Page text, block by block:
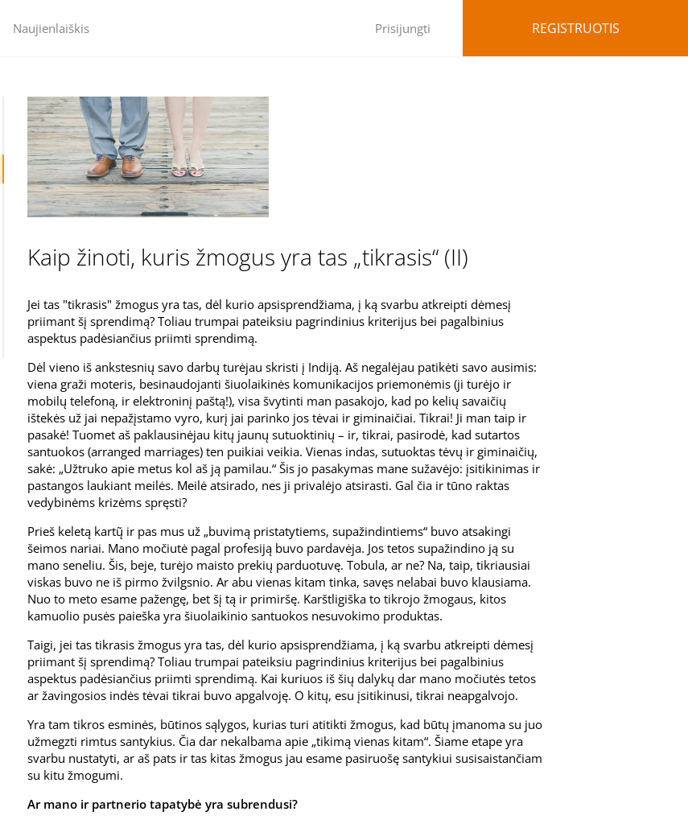
Naujienlaiškis Prisijungti REGISTRUOTIS
Kaip žinoti, kuris žmogus yra tas „tikrasis“ (II)
Jei tas "tikrasis" žmogus yra tas, dėl kurio apsisprendžiama, į ką svarbu atkreipti dėmesį
priimant šį sprendimą? Toliau trumpai pateiksiu pagrindinius kriterijus bei pagalbinius
aspektus padėsiančius priimti sprendimą.
Dėl vieno iš ankstesnių savo darbų turėjau skristi į Indiją. Aš negalėjau patikėti savo ausimis:
viena graži moteris, besinaudojanti šiuolaikinės komunikacijos priemonėmis (ji turėjo ir
mobilų telefoną, ir elektroninį paštą!), visa švytinti man pasakojo, kad po kelių savaičių
ištekės už jai nepažįstamo vyro, kurį jai parinko jos tėvai ir giminaičiai. Tikrai! Ji man taip ir
pasakė! Tuomet aš paklausinėjau kitų jaunų sutuoktinių – ir, tikrai, pasirodė, kad sutartos
santuokos (arranged marriages) ten puikiai veikia. Vienas indas, sutuoktas tėvų ir giminaičių,
sakė: „Užtruko apie metus kol aš ją pamilau.“ Šis jo pasakymas mane sužavėjo: įsitikinimas ir
pastangos laukiant meilės. Meilė atsirado, nes ji privalėjo atsirasti. Gal čia ir tūno raktas
vedybinėms krizėms spręsti?
Prieš keletą kartų̃ ir pas mus už „buvimą pristatytiems, supažindintiems“ buvo atsakingi
šeimos nariai. Mano močiutė pagal profesiją buvo pardavėja. Jos tetos supažindino ją su
mano seneliu. Šis, beje, turėjo maisto prekių parduotuvę. Tobula, ar ne? Na, taip, tikriausiai
viskas buvo ne iš pirmo žvilgsnio. Ar abu vienas kitam tinka, savęs nelabai buvo klausiama.
Nuo to meto esame pažengę, bet šį tą ir primiršę. Karštligiška to tikrojo žmogaus, kitos
kamuolio pusės paieška yra šiuolaikinio santuokos nesuvokimo produktas.
Taigi, jei tas tikrasis žmogus yra tas, dėl kurio apsisprendžiama, į ką svarbu atkreipti dėmesį
priimant šį sprendimą? Toliau trumpai pateiksiu pagrindinius kriterijus bei pagalbinius
aspektus padėsiančius priimti sprendimą. Kai kuriuos iš šių dalykų dar mano močiutės tetos
ar žavingosios indės tėvai tikrai buvo apgalvoję. O kitų, esu įsitikinusi, tikrai neapgalvojo.
Yra tam tikros esminės, būtinos sąlygos, kurias turi atitikti žmogus, kad būtų įmanoma su juo
užmegzti rimtus santykius. Čia dar nekalbama apie „tikimą vienas kitam“. Šiame etape yra
svarbu nustatyti, ar aš pats ir tas kitas žmogus jau esame pasiruošę santykiui susisaistančiam
su kitu žmogumi.
Ar mano ir partnerio tapatybė yra subrendusi?